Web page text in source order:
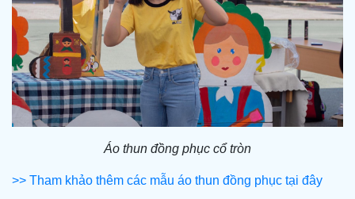
Áo thun đồng phục cổ tròn
>> Tham khảo thêm các mẫu áo thun đồng phục tại đây